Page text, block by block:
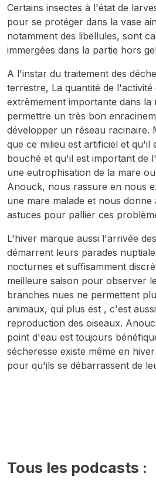
Certains insectes à l'état de
pour se protéger dans la vase
notamment des libellules, sont
immergées dans la partie hors
A l'instar du traitement des
terrestre, La quantité de l'activité
extrêmement importante dans la
permettre un très bon
développer un réseau racinaire.
que ce milieu est artificiel et qu'il
bouché et qu'il est important de
une eutrophisation de la mare
Anouck, nous rassure en nous
une mare malade et nous donne
astuces pour pallier ces
L'hiver marque aussi l'arrivée
démarrent leurs parades
nocturnes et suffisamment
meilleure saison pour observer
branches nues ne permettent
animaux, qui plus est , c'est
reproduction des oiseaux.
point d'eau est toujours
sécheresse existe même en
pour qu'ils se débarrassent de
Tous les podcasts :